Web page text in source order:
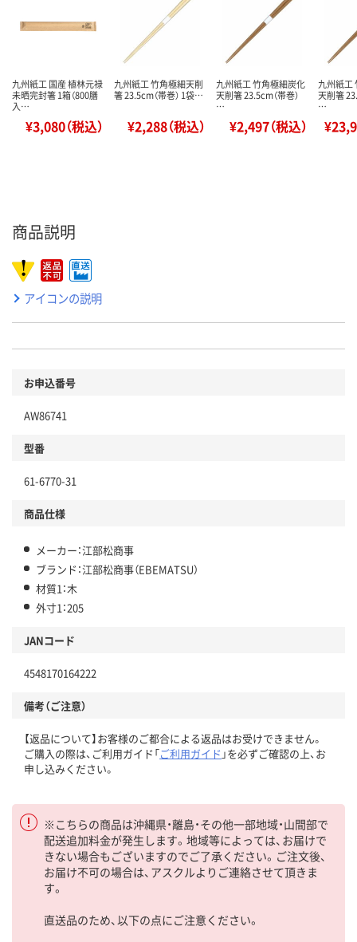
九州紙工 国産 植林元禄
未晒完封箸 1箱（800膳
入…
¥3,080（税込）
九州紙工 竹角極細天削
箸 23.5cm（帯巻） 1袋…
¥2,288（税込）
九州紙工 竹角極細炭化
天削箸 23.5cm（帯巻）
…
¥2,497（税込）
九州紙工
天削箸
…
商品説明
アイコンの説明
お申込番号
AW86741
型番
61-6770-31
商品仕様
メーカー：江部松商事
ブランド：江部松商事（EBEMATSU）
材質1：木
外寸1：205
JANコード
4548170164222
備考（ご注意）
【返品について】お客様のご都合による返品はお受けできません。
ご購入の際は、ご利用ガイド「ご利用ガイド 」を必ずご確認の上、お
申し込みください。
※こちらの商品は沖縄県・離島・その他一部地域・山間部で
配送追加料金が発生します。地域等によっては、お届けで
きない場合もございますのでご了承ください。ご注文後、
お届け不可の場合は、アスクルよりご連絡させて頂きま
す。
直送品のため、以下の点にご注意ください。